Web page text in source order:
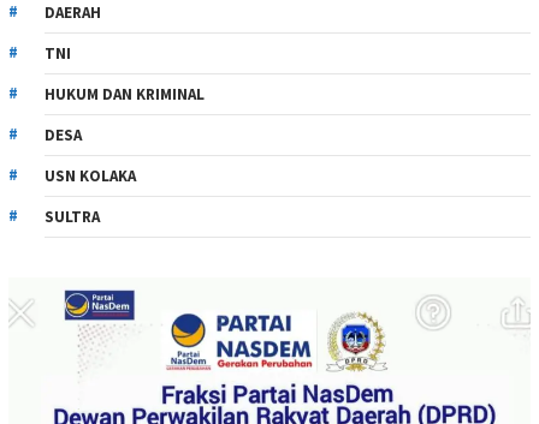
DAERAH
TNI
HUKUM DAN KRIMINAL
DESA
USN KOLAKA
SULTRA